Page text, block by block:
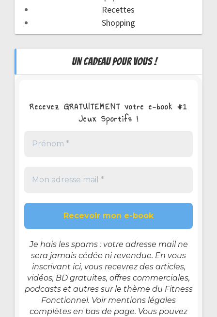
Recettes
Shopping
UN CADEAU POUR VOUS !
Recevez GRATUITEMENT votre e-book #1
Jeux Sportifs !
Je hais les spams : votre adresse mail ne
sera jamais cédée ni revendue. En vous
inscrivant ici, vous recevrez des articles,
vidéos, BD gratuites, offres commerciales,
podcasts et autres sur le thème du Fitness
Fonctionnel. Voir mentions légales
complètes en bas de page. Vous pouvez